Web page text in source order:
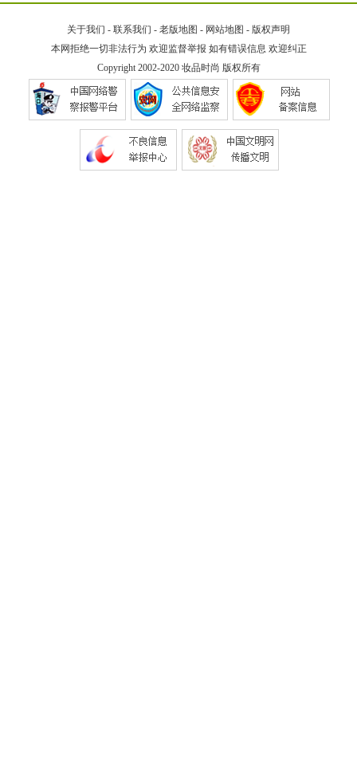
关于我们 - 联系我们 - 老版地图 - 网站地图 - 版权声明
本网拒绝一切非法行为 欢迎监督举报 如有错误信息 欢迎纠正
Copyright 2002-2020 妆品时尚 版权所有